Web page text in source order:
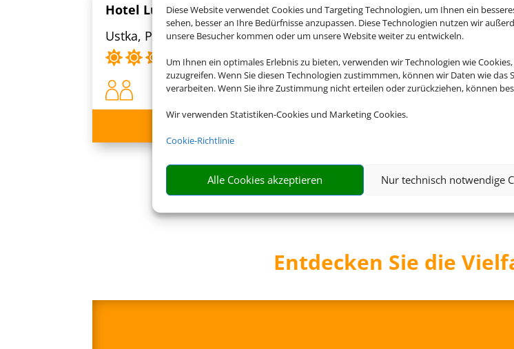
Diese Website verwendet Cookies und Targeting Technologien, um Ihnen ein
sehen, besser an Ihre Bedürfnisse anzupassen. Diese Technologien nutzen wir
unsere Besucher kommen oder um unsere Website weiter zu entwickeln.
Um Ihnen ein optimales Erlebnis zu bieten, verwenden wir Technologien wie
zuzugreifen. Wenn Sie diesen Technologien zustimmmen, können wir Daten wie
verarbeiten. Wenn Sie ihre Zustimmung nicht erteilen oder zurückziehen, können
Wir verwenden Statistiken-Cookies und Marketing Cookies.
Cookie-Richtlinie
Alle Cookies akzeptieren Nur technisch notwendige
Hotel Lubicz Wellness & Spa
Ustka, Polen
211 €
Royal Tulip Sand Hotel
Kolberg, Polen
Entdecken Sie die